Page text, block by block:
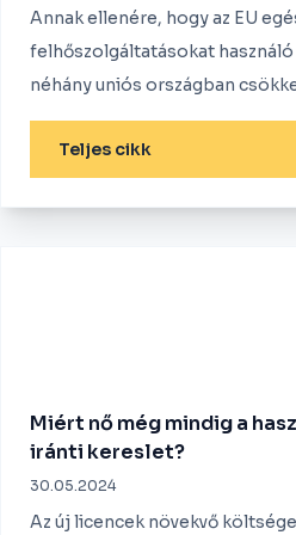
Annak ellenére, hogy az EU
felhőszolgáltatásokat használó
néhány uniós országban
Teljes cikk
Miért nő még mindig a
iránti kereslet?
30.05.2024
Az új licencek növekvő